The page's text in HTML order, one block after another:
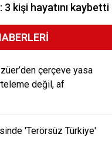
3 kişi hayatını kaybetti
çerçeve yasa
değil, af
'Terörsüz Türkiye'